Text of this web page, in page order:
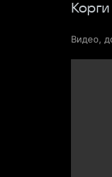
Видео,